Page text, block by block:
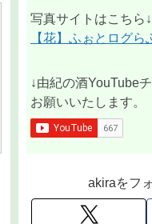
写真サイトはこちら↓
【花】ふぉとログら
↓由紀の酒YouTube
お願いいたします。
akiraをフ